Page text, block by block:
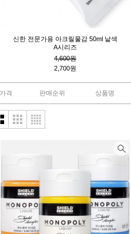
신한 전문가용 아크릴물감 50ml 낱색
A시리즈
4,600원
2,700원
격 판매순위 상품명